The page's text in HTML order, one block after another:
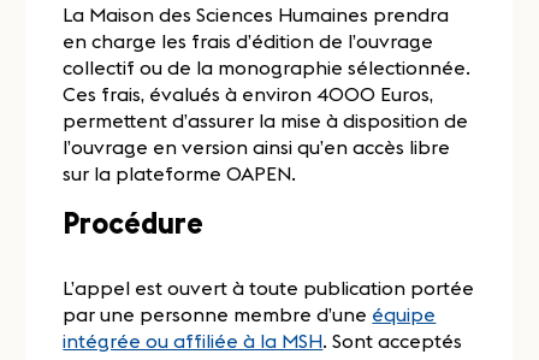
La Maison des Sciences Humaines prendra
en charge les frais d’édition de l’ouvrage
collectif ou de la monographie sélectionnée.
Ces frais, évalués à environ 4000 Euros,
permettent d’assurer la mise à disposition de
l’ouvrage en version ainsi qu’en accès libre
sur la plateforme OAPEN.
Procédure
L’appel est ouvert à toute publication portée
par une personne membre d’une équipe
intégrée ou affiliée à la MSH. Sont acceptés